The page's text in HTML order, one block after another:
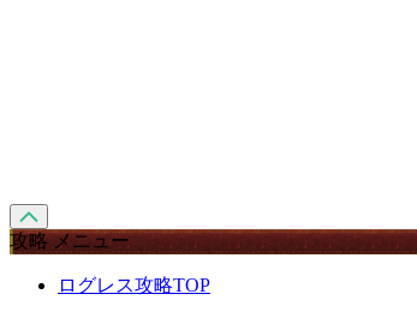
攻略 メニュー
ログレス攻略TOP